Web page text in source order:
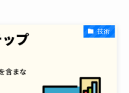
技術